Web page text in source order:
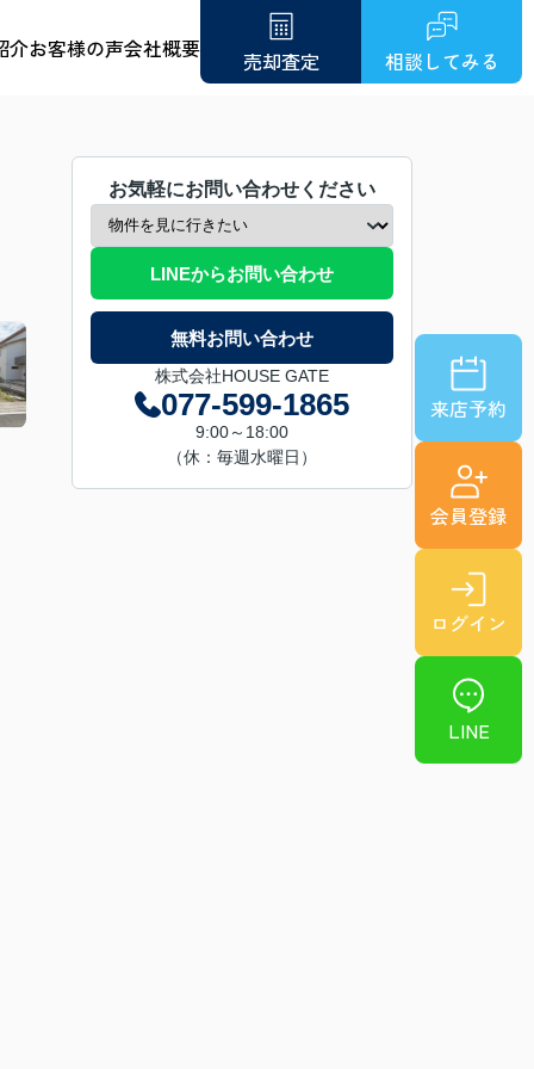
介お客様の声会社概要 売却査定 相談してみる
来店予約
会員登録
ログイン
LINE
お気軽にお問い合わせください
LINEからお問い合わせ
無料お問い合わせ
株式会社HOUSE GATE
077-599-1865
9:00～18:00
（休：毎週水曜日）